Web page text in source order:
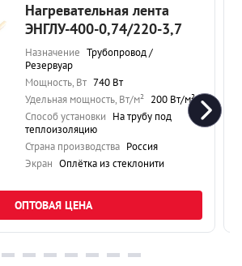
Нагревательная лента
ЭНГЛУ-400-0,74/220-3,7
Назначение Трубопровод /
Резервуар
Мощность, Вт 740 Вт
Удельная мощность, Вт/м² 200 Вт/м²
Способ установки На трубу под
теплоизоляцию
Страна производства Россия
Экран Оплётка из стеклонити
ОПТОВАЯ ЦЕНА